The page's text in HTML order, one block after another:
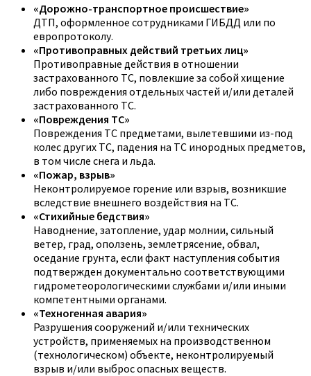
«Дорожно-транспортное происшествие»
ДТП, оформленное сотрудниками ГИБДД или по
европротоколу.
«Противоправных действий третьих лиц»
Противоправные действия в отношении
застрахованного ТС, повлекшие за собой хищение
либо повреждения отдельных частей и/или деталей
застрахованного ТС.
«Повреждения ТС»
Повреждения ТС предметами, вылетевшими из-под
колес других ТС, падения на ТС инородных предметов,
в том числе снега и льда.
«Пожар, взрыв»
Неконтролируемое горение или взрыв, возникшие
вследствие внешнего воздействия на ТС.
«Стихийные бедствия»
Наводнение, затопление, удар молнии, сильный
ветер, град, оползень, землетрясение, обвал,
оседание грунта, если факт наступления события
подтвержден документально соответствующими
гидрометеорологическими службами и/или иными
компетентными органами.
«Техногенная авария»
Разрушения сооружений и/или технических
устройств, применяемых на производственном
(технологическом) объекте, неконтролируемый
взрыв и/или выброс опасных веществ.